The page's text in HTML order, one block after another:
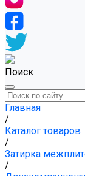
Поиск
Главная
/
Каталог товаров
/
Затирка
/